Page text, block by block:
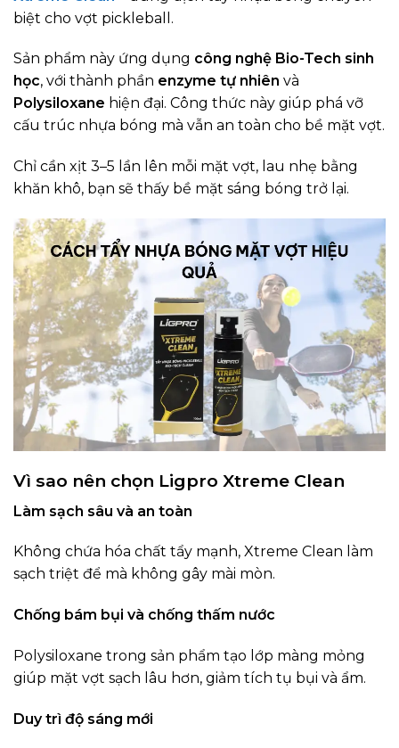
biệt cho vợt pickleball.
Sản phẩm này ứng dụng công nghệ Bio-Tech sinh
học, với thành phần enzyme tự nhiên và
Polysiloxane hiện đại. Công thức này giúp phá vỡ
cấu trúc nhựa bóng mà vẫn an toàn cho bề mặt vợt.
Chỉ cần xịt 3–5 lần lên mỗi mặt vợt, lau nhẹ bằng
khăn khô, bạn sẽ thấy bề mặt sáng bóng trở lại.
Vì sao nên chọn Ligpro Xtreme Clean
Làm sạch sâu và an toàn
Không chứa hóa chất tẩy mạnh, Xtreme Clean làm
sạch triệt để mà không gây mài mòn.
Chống bám bụi và chống thấm nước
Polysiloxane trong sản phẩm tạo lớp màng mỏng
giúp mặt vợt sạch lâu hơn, giảm tích tụ bụi và ẩm.
Duy trì độ sáng mới